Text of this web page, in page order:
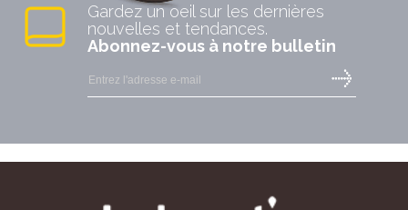
Gardez un oeil sur les dernières
nouvelles et tendances.
Abonnez-vous à notre bulletin